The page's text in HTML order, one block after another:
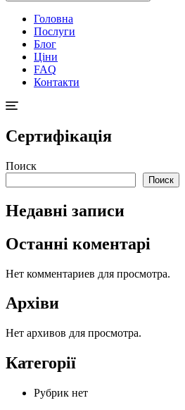
Головна
Послуги
Блог
Цiни
FAQ
Контакти
Сертифікація
Поиск
Поиск
Недавні записи
Останні коментарі
Нет комментариев для просмотра.
Архіви
Нет архивов для просмотра.
Категорії
Рубрик нет